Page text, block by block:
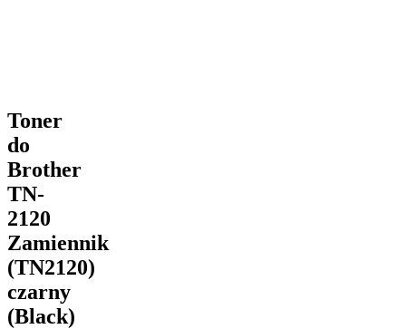
Toner
do
Brother
TN-
2120
Zamiennik
(TN2120)
czarny
(Black)